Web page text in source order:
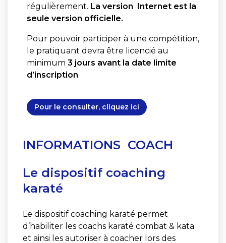
régulièrement. La version Internet est la
seule version officielle.
Pour pouvoir participer à une compétition,
le pratiquant devra être licencié au
minimum 3 jours avant la date limite
d’inscription
Pour le consulter, cliquez ici
INFORMATIONS COACH
Le dispositif coaching
karaté
Le dispositif coaching karaté permet
d’habiliter les coachs karaté combat & kata
et ainsi les autoriser à coacher lors des